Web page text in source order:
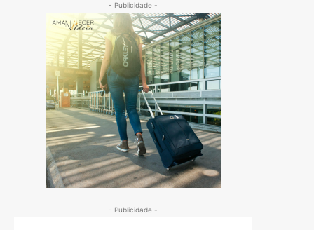
- Publicidade -
- Publicidade -